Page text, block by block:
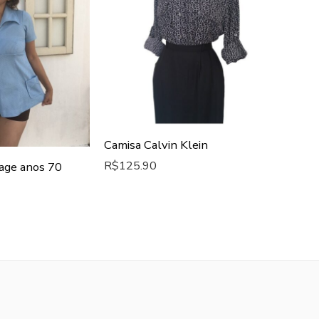
anos 70
Camisa Calvin Klein
R$125.90